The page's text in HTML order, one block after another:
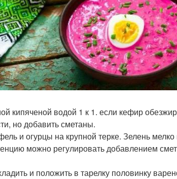
кипяченой водой 1 к 1. если кефир
но добавить сметаны.
и огурцы на крупной терке. Зелень
можно регулировать добавлением
и положить в тарелку половинку